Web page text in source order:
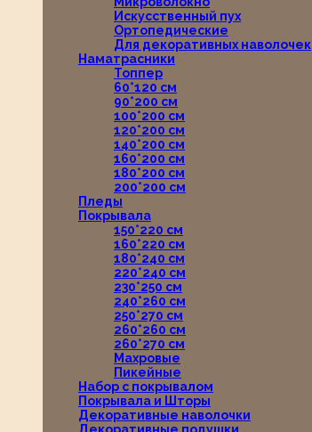
Искусственный пух
Ортопедические
Для декоративных наволочек
Наматрасники
Топпер
60*120 см
90*200 см
100*200 см
120*200 см
140*200 см
160*200 см
180*200 см
200*200 см
Пледы
Покрывала
150*220 см
160*220 см
180*240 см
220*240 см
230*250 см
240*260 см
250*270 см
260*260 см
260*270 см
Махровые
Пикейные
Набор с покрывалом
Покрывала и Шторы
Декоративные наволочки